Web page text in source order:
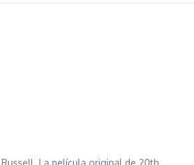
La película original de 20th